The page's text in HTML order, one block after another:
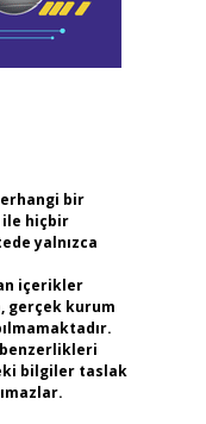
bir
ile hiçbir
yalnızca
içerikler
gerçek kurum
bilgiler taslak